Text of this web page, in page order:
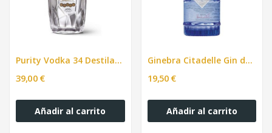
Purity Vodka 34 Destilaciones Suecia bot. 70cl
39,00 €
Añadir al carrito
Ginebra Citadelle Gin de France 70cl
19,50 €
Añadir al carrito